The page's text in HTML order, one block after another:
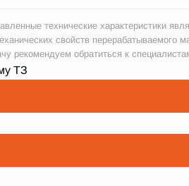
технические характеристики
свойств перерабатываемого
рекомендуем обратиться к
ТЗ